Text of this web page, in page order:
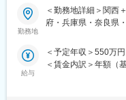
る報酬制度になって
（4）柔軟なキャリア
ーカーに転籍するこ
としても、別のプロ
■職務詳細：
・担当する医療機器
面接ではこれまでの
ロジェクトを提示し
勤務地
＜勤務地詳細＞関西
府・兵庫県・奈良県
給与
＜予定年収＞550万
＜賃金内訳＞年額（